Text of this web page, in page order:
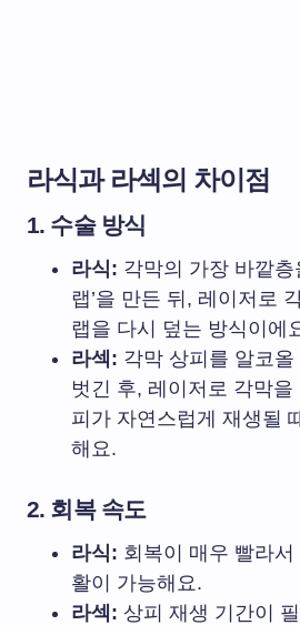
라식과 라섹의 차이점
1. 수술 방식
라식: 각막의 가장 바깥층
랩’을 만든 뒤, 레이저로
랩을 다시 덮는 방식이에
라섹: 각막 상피를 알코
벗긴 후, 레이저로 각막
피가 자연스럽게 재생될
해요.
2. 회복 속도
라식: 회복이 매우 빨라
활이 가능해요.
라섹: 상피 재생 기간이